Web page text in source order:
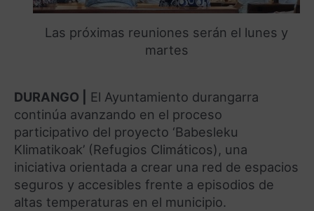
Las próximas reuniones serán el lunes y
martes
DURANGO |
El Ayuntamiento durangarra
continúa avanzando en el proceso
participativo del proyecto ‘Babesleku
Klimatikoak’ (Refugios Climáticos), una
iniciativa orientada a crear una red de espacios
seguros y accesibles frente a episodios de
altas temperaturas en el municipio.